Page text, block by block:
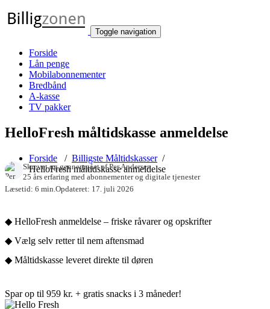
Toggle navigation
Forside
Lån penge
Mobilabonnementer
Bredbånd
A-kasse
TV pakker
HelloFresh måltidskasse anmeldelse
Forside / Billigste Måltidskasser/
HelloFresh måltidskasse anmeldelse
Skrevet og gennemgået afPer Andersen
25 års erfaring med abonnementer og digitale tjenester
Læsetid: 6 min. Opdateret: 17. juli 2026
◆ HelloFresh anmeldelse – friske råvarer og opskrifter
◆ Vælg selv retter til nem aftensmad
◆ Måltidskasse leveret direkte til døren
Spar op til 959 kr. + gratis snacks i 3 måneder!